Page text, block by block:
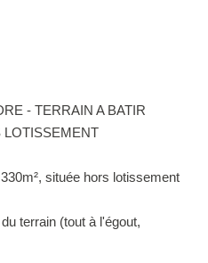
- TERRAIN A BATIR
LOTISSEMENT
située hors lotissement
terrain (tout à l'égout,